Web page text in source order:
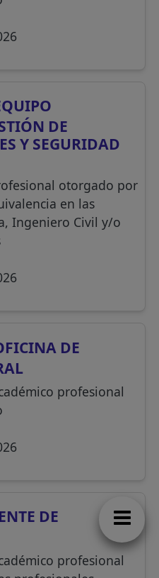
DE
Y SEGURIDAD
otorgado por
en las
Ingeniero Civil y/o
DE
profesional
DE
profesional